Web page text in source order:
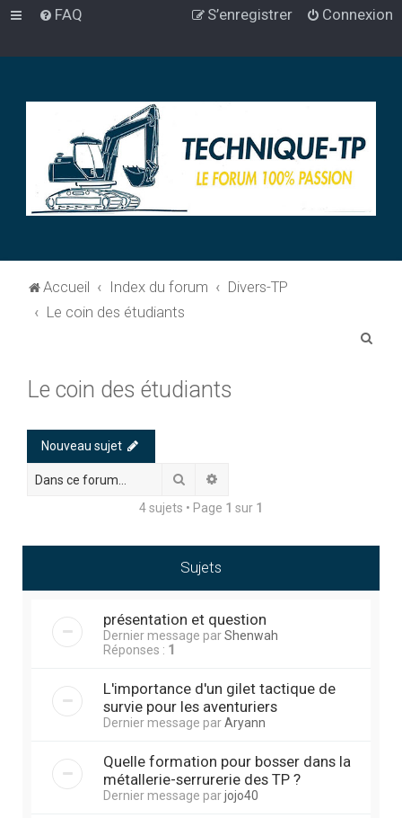
FAQ Connexion
S’enregistrer
Accueil Index du forum
Divers-TP
Le coin des étudiants
Le coin des étudiants
Nouveau sujet
Rechercher
4 sujets • Page 1 sur 1
Sujets
présentation et question
Dernier message parShenwah
Réponses : 1
L'importance d'un gilet tactique de
survie pour les aventuriers
Dernier message parAryann
Quelle formation pour bosser dans la
métallerie-serrurerie des TP ?
Dernier message parjojo40